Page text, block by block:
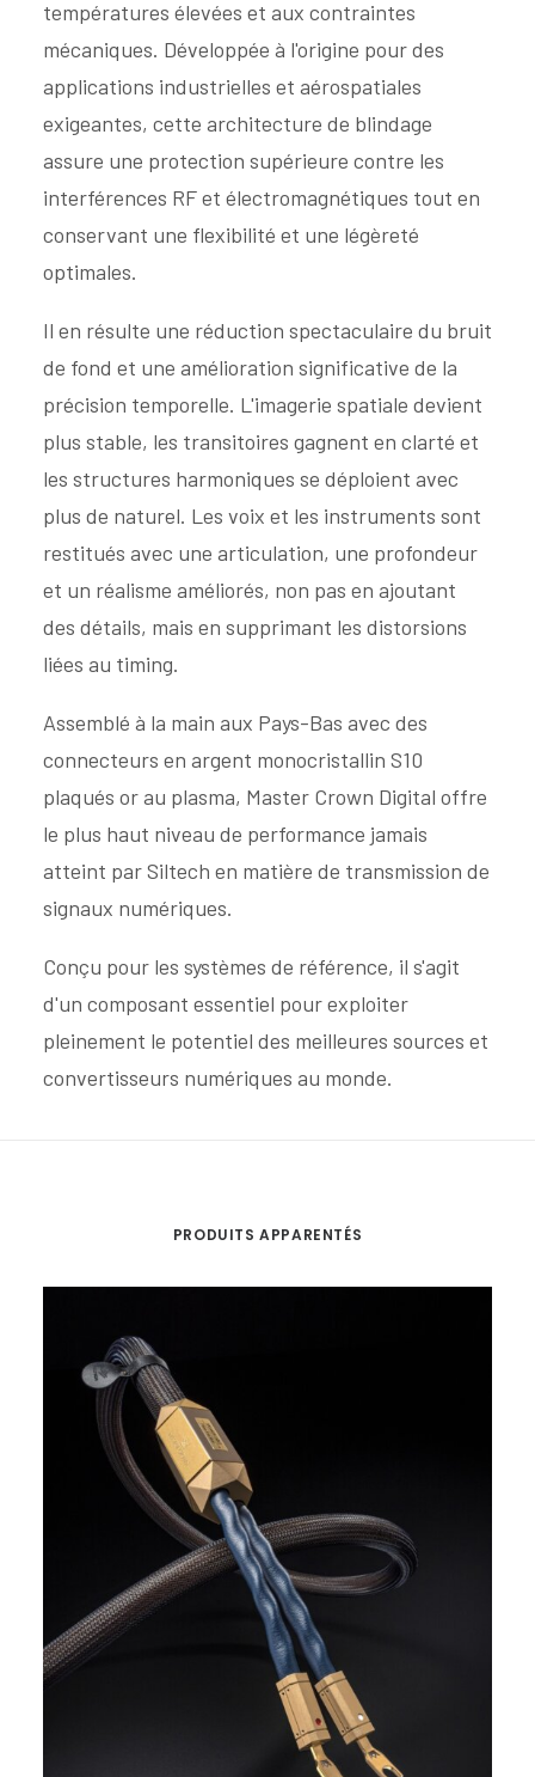
températures élevées et aux contraintes
mécaniques. Développée à l'origine pour des
applications industrielles et aérospatiales
exigeantes, cette architecture de blindage
assure une protection supérieure contre les
interférences RF et électromagnétiques tout en
conservant une flexibilité et une légèreté
optimales.
Il en résulte une réduction spectaculaire du bruit
de fond et une amélioration significative de la
précision temporelle. L'imagerie spatiale devient
plus stable, les transitoires gagnent en clarté et
les structures harmoniques se déploient avec
plus de naturel. Les voix et les instruments sont
restitués avec une articulation, une profondeur
et un réalisme améliorés, non pas en ajoutant
des détails, mais en supprimant les distorsions
liées au timing.
Assemblé à la main aux Pays-Bas avec des
connecteurs en argent monocristallin S10
plaqués or au plasma, Master Crown Digital offre
le plus haut niveau de performance jamais
atteint par Siltech en matière de transmission de
signaux numériques.
Conçu pour les systèmes de référence, il s'agit
d'un composant essentiel pour exploiter
pleinement le potentiel des meilleures sources et
convertisseurs numériques au monde.
PRODUITS APPARENTÉS